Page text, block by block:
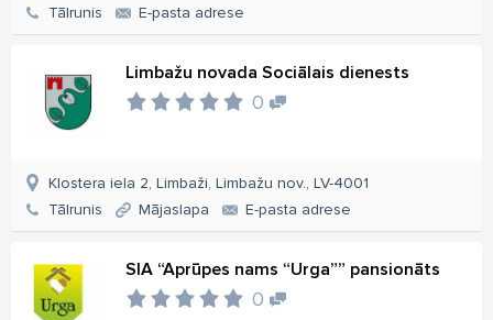
Tālrunis
E-pasta adrese
Limbažu novada Sociālais dienests
0
Klostera iela 2, Limbaži, Limbažu nov., LV-4001
Tālrunis
Mājaslapa E-pasta adrese
SIA “Aprūpes nams “Urga”” pansionāts
0